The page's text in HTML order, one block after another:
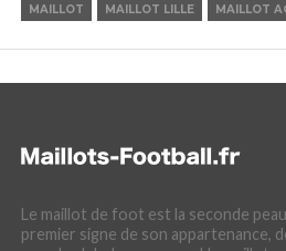
MAILLOT
MAILLOT LILLE MAILLOT
Le maillot de foot est la seconde
premier signe de son appartenance,